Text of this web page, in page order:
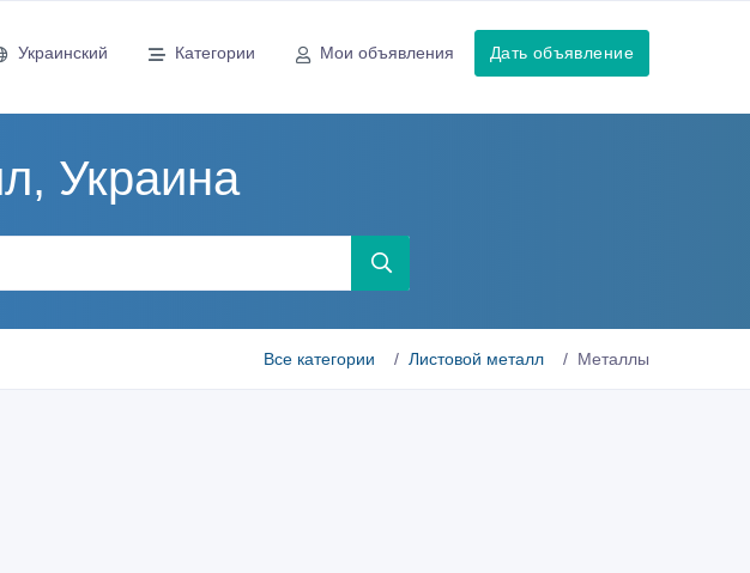
Украинский Категории Мои объявления Дать объявление
Украина
Все категории Листовой металл Металлы